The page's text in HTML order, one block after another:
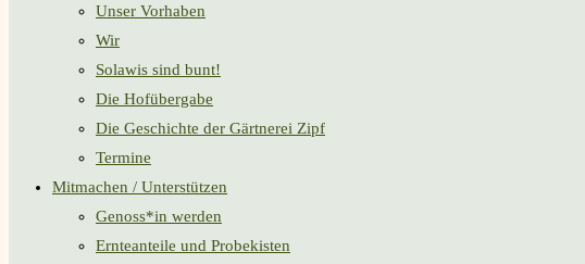
Unser Vorhaben
Wir
Solawis sind bunt!
Die Hofübergabe
Die Geschichte der Gärtnerei Zipf
Termine
Mitmachen / Unterstützen
Genoss*in werden
Ernteanteile und Probekisten